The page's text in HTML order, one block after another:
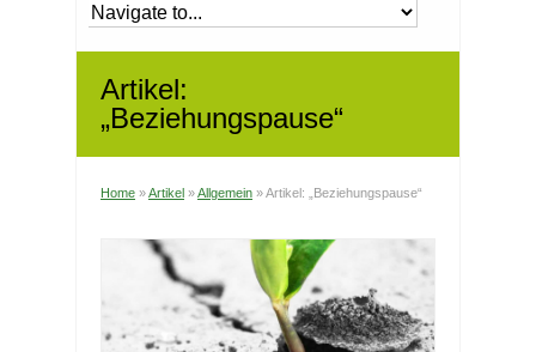
Artikel:
„Beziehungspause“
Home »Artikel »Allgemein »Artikel: „Beziehungspause“